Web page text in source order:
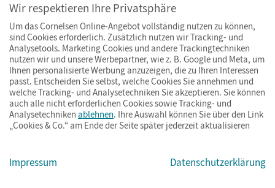
Gruppendiskussionen und für spannende Projekt-
oder Thementage.
DasLehrwerkUnsere Erde gibt den Lernenden im
Fach Erdkunde mit zusätzlichem Unterrichtsmaterial
Einblicke in aktuelle Entwicklungen und bietet
einiges an Differenzierungsmaterial. Erhältlich sind
unterschiedliche Ausgaben für die verschiedenen
Didaktikausgabe speziell für Lehrende. Mit dem
Wir respektieren Ihre Privatsphäre
Um das Cornelsen Online-Angebot vollständig nutzen zu können,
sind Cookies erforderlich. Zusätzlich nutzen wir Tracking- und
Analysetools. Marketing Cookies und andere Trackingtechniken
nutzen wir und unsere Werbepartner, wie z. B. Google und Meta, um
Ihnen personalisierte Werbung anzuzeigen, die zu Ihren Interessen
passt. Entscheiden Sie selbst, welche Cookies Sie annehmen und
welche Tracking- und Analysetechniken Sie akzeptieren. Sie können
auch alle nicht erforderlichen Cookies sowie Tracking- und
Analysetechniken ablehnen. Ihre Auswahl können Sie über den Link
„Cookies & Co.“ am Ende der Seite später jederzeit aktualisieren
Impressum Datenschutzerklärung